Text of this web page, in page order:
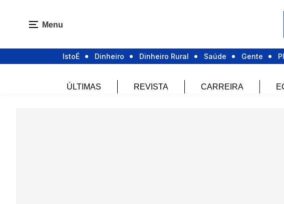
Menu
IstoÉ Dinheiro Dinheiro Rural Saúde Gente
ÚLTIMAS REVISTA CARREIRA